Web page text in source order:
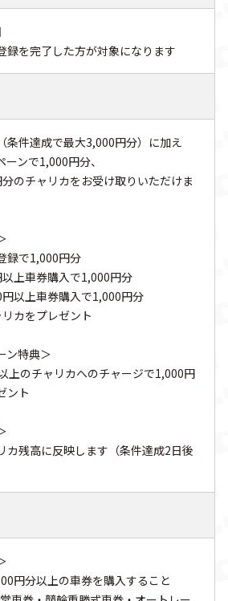
を完了した方が対象になります
条件達成で最大3,000円分）に加え
ンで1,000円分、
のチャリカをお受け取りいただけま
録で1,000円分
上車券購入で1,000円分
以上車券購入で1,000円分
カをプレゼント
ン特典＞
上のチャリカへのチャージで1,000円
ント
カ残高に反映します（条件達成2日後
円分以上の車券を購入すること